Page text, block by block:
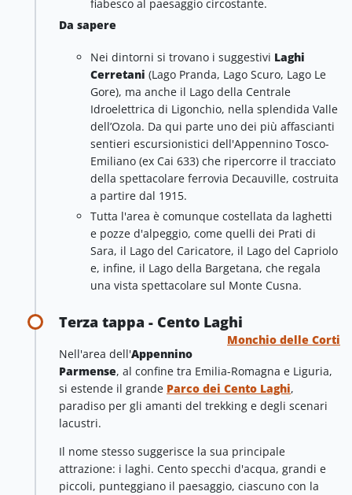
fiabesco al paesaggio circostante.
Da sapere
Nei dintorni si trovano i suggestivi Laghi
Cerretani (Lago Pranda, Lago Scuro, Lago Le
Gore), ma anche il Lago della Centrale
Idroelettrica di Ligonchio, nella splendida Valle
dell’Ozola. Da qui parte uno dei più affascianti
sentieri escursionistici dell'Appennino Tosco-
Emiliano (ex Cai 633) che ripercorre il tracciato
della spettacolare ferrovia Decauville, costruita
a partire dal 1915.
Tutta l'area è comunque costellata da laghetti
e pozze d'alpeggio, come quelli dei Prati di
Sara, il Lago del Caricatore, il Lago del Capriolo
e, infine, il Lago della Bargetana, che regala
una vista spettacolare sul Monte Cusna.
Terza tappa - Cento Laghi
Monchio delle Corti
Nell'area dell'Appennino
Parmense, al confine tra Emilia-Romagna e Liguria,
si estende il grande Parco dei Cento Laghi,
paradiso per gli amanti del trekking e degli scenari
lacustri.
Il nome stesso suggerisce la sua principale
attrazione: i laghi. Cento specchi d'acqua, grandi e
piccoli, punteggiano il paesaggio, ciascuno con la